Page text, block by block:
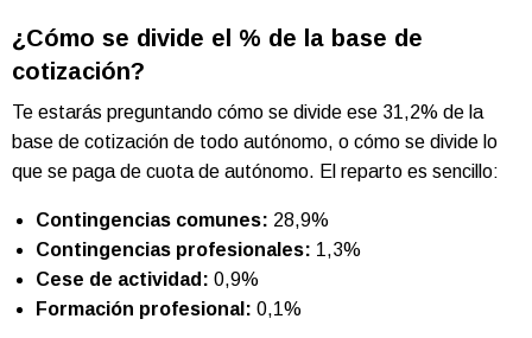
¿Cómo se divide el % de la base de
cotización?
Te estarás preguntando cómo se divide ese 31,2% de la
base de cotización de todo autónomo, o cómo se divide lo
que se paga de cuota de autónomo. El reparto es sencillo:
Contingencias comunes: 28,9%
Contingencias profesionales: 1,3%
Cese de actividad: 0,9%
Formación profesional: 0,1%